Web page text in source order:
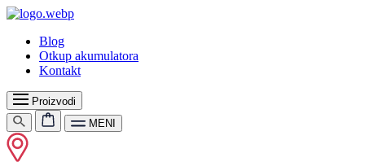
Blog
Otkup akumulatora
Kontakt
Proizvodi
MENI